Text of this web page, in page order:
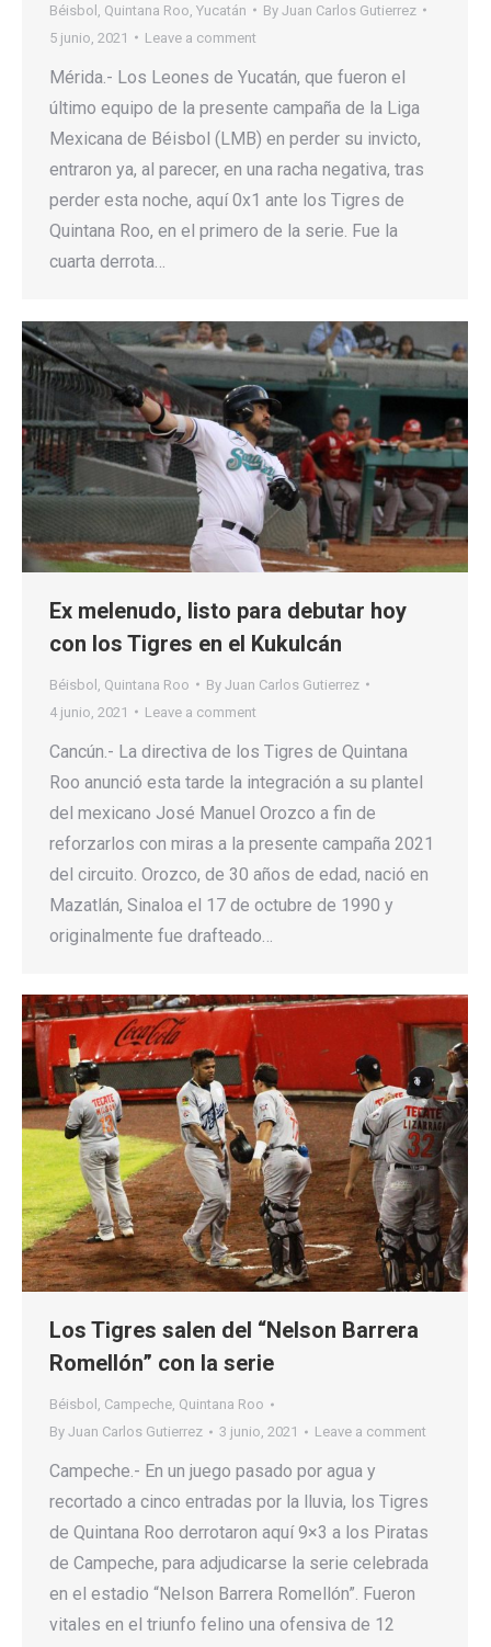
Béisbol Quintana Roo Yucatán By Juan Carlos Gutierrez
5 junio, 2021
Leave a comment
Mérida.- Los Leones de Yucatán, que fueron el
último equipo de la presente campaña de la Liga
Mexicana de Béisbol (LMB) en perder su invicto,
entraron ya, al parecer, en una racha negativa, tras
perder esta noche, aquí 0x1 ante los Tigres de
Quintana Roo, en el primero de la serie. Fue la
cuarta derrota…
Ex melenudo, listo para debutar hoy
con los Tigres en el Kukulcán
Béisbol Quintana Roo By Juan Carlos Gutierrez
4 junio, 2021
Leave a comment
Cancún.- La directiva de los Tigres de Quintana
Roo anunció esta tarde la integración a su plantel
del mexicano José Manuel Orozco a fin de
reforzarlos con miras a la presente campaña 2021
del circuito. Orozco, de 30 años de edad, nació en
Mazatlán, Sinaloa el 17 de octubre de 1990 y
originalmente fue drafteado…
Los Tigres salen del “Nelson Barrera
Romellón” con la serie
Béisbol , Campeche, Quintana Roo
By Juan Carlos Gutierrez 3 junio, 2021 Leave a comment
Campeche.- En un juego pasado por agua y
recortado a cinco entradas por la lluvia, los Tigres
de Quintana Roo derrotaron aquí 9×3 a los Piratas
de Campeche, para adjudicarse la serie celebrada
en el estadio “Nelson Barrera Romellón”. Fueron
vitales en el triunfo felino una ofensiva de 12